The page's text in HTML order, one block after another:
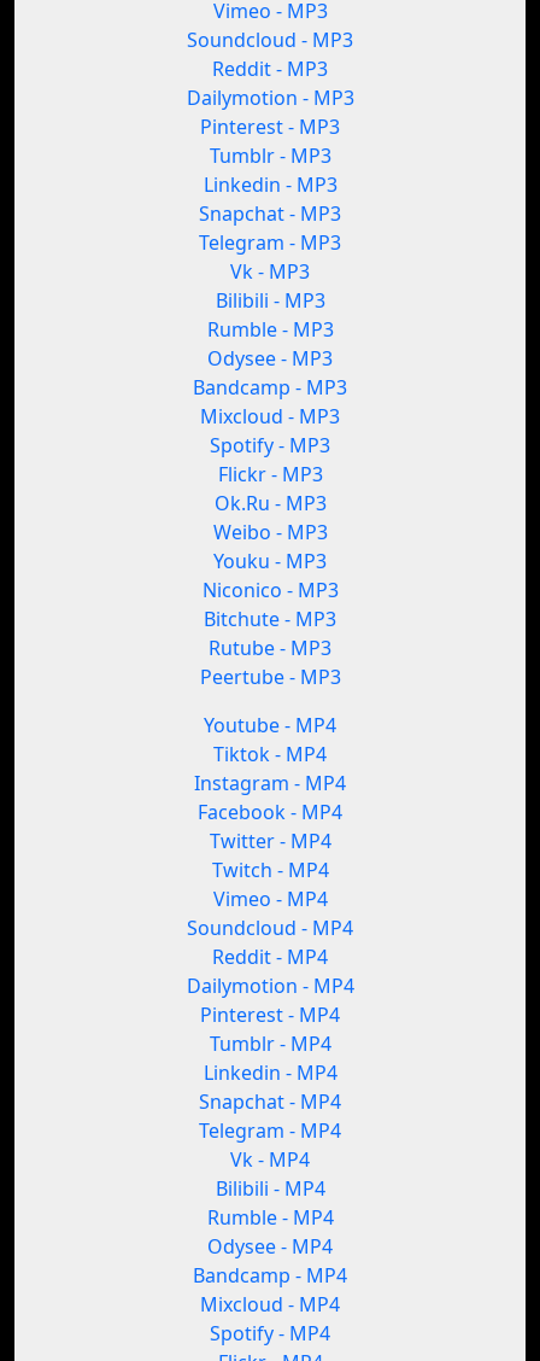
Vimeo - MP3
Soundcloud - MP3
Reddit - MP3
Dailymotion - MP3
Pinterest - MP3
Tumblr - MP3
Linkedin - MP3
Snapchat - MP3
Telegram - MP3
Vk - MP3
Bilibili - MP3
Rumble - MP3
Odysee - MP3
Bandcamp - MP3
Mixcloud - MP3
Spotify - MP3
Flickr - MP3
Ok.Ru - MP3
Weibo - MP3
Youku - MP3
Niconico - MP3
Bitchute - MP3
Rutube - MP3
Peertube - MP3
Youtube - MP4
Tiktok - MP4
Instagram - MP4
Facebook - MP4
Twitter - MP4
Twitch - MP4
Vimeo - MP4
Soundcloud - MP4
Reddit - MP4
Dailymotion - MP4
Pinterest - MP4
Tumblr - MP4
Linkedin - MP4
Snapchat - MP4
Telegram - MP4
Vk - MP4
Bilibili - MP4
Rumble - MP4
Odysee - MP4
Bandcamp - MP4
Mixcloud - MP4
Spotify - MP4